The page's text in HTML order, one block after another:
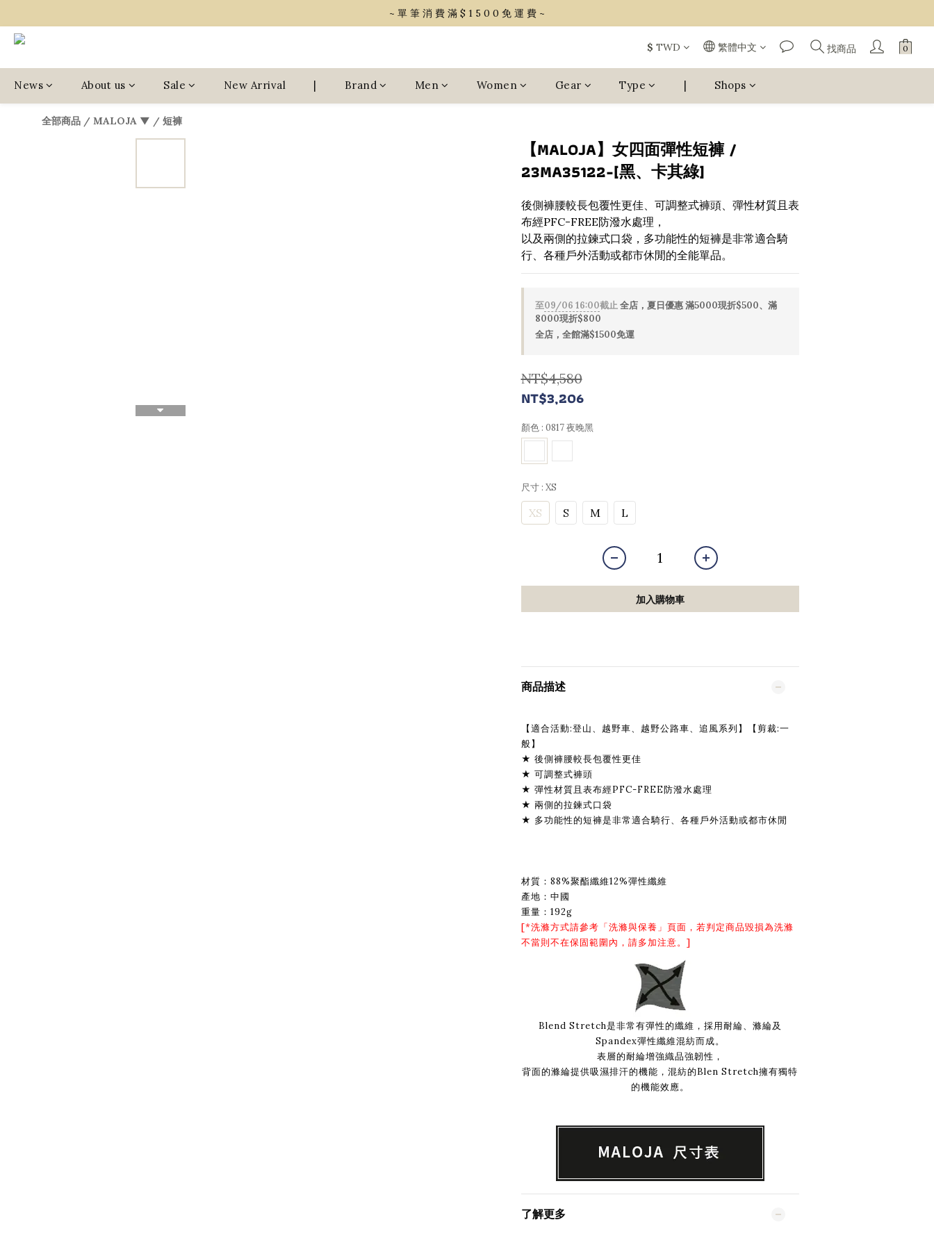
~ 單 筆 消 費 滿 $ 1 5 0 0 免 運 費 ~
~ 單 筆 消 費 滿 $ 1 5 0 0 免 運 費 ~
~ 單 筆 消 費 滿 $ 1 5 0 0 免 運 費 ~
$ TWD 繁體中文 找商品
News About us Sale New Arrival | Brand Men Women Gear Type | Shops
全部商品 / MALOJA ▼ / 短褲
【MALOJA】女四面彈性短褲 /
23MA35122-[黑、卡其綠]
後側褲腰較長包覆性更佳、可調整式褲頭、彈性材質且表
布經PFC-FREE防潑水處理，
以及兩側的拉鍊式口袋，多功能性的短褲是非常適合騎
行、各種戶外活動或都市休閒的全能單品。
至09/06 16:00截止全店，夏日優惠 滿5000現折$500、滿
8000現折$800
全店，全館滿$1500免運
NT$4,580
NT$3,206
顏色 : 0817 夜晚黑
尺寸 : XS
XS S M L
加入購物車
商品描述
【適合活動:登山、越野車、越野公路車、追風系列】【剪裁:一
般】
★ 後側褲腰較長包覆性更佳
★ 可調整式褲頭
★ 彈性材質且表布經PFC-FREE防潑水處理
★ 兩側的拉鍊式口袋
★ 多功能性的短褲是非常適合騎行、各種戶外活動或都市休閒
材質：88%聚酯纖維12%彈性纖維
產地：中國
重量：192g
[*洗滌方式請參考「洗滌與保養 」頁面，若判定商品毀損為洗滌
不當則不在保固範圍內，請多加注意。]
Blend Stretch是非常有彈性的纖維，採用耐綸、滌綸及
Spandex彈性纖維混紡而成。
表層的耐綸增強織品強韌性，
背面的滌綸提供吸濕排汗的機能，混紡的Blen Stretch擁有獨特
的機能效應。
了解更多